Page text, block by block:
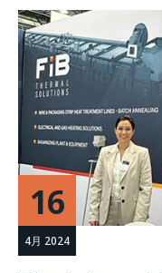
16
4月 2024